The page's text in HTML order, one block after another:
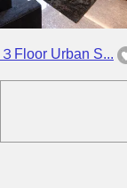
３Floor Urban S...